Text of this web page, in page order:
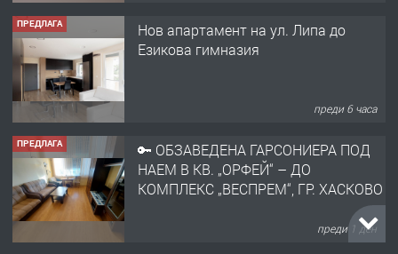
ПРЕДЛАГА
Нов апартамент на ул. Липа до
Езикова гимназия
преди 6 часа
ПРЕДЛАГА
🔑 ОБЗАВЕДЕНА ГАРСОНИЕРА ПОД
НАЕМ В КВ. „ОРФЕЙ“ – ДО
КОМПЛЕКС „ВЕСПРЕМ“, ГР. ХАСКОВО
преди 1 ден